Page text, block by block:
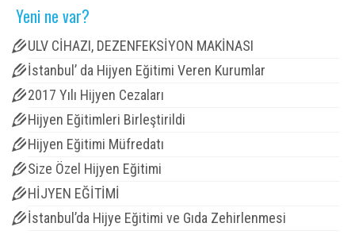
Yeni ne var?
ULV CİHAZI, DEZENFEKSİYON MAKİNASI
İstanbul’ da Hijyen Eğitimi Veren Kurumlar
2017 Yılı Hijyen Cezaları
Hijyen Eğitimleri Birleştirildi
Hijyen Eğitimi Müfredatı
Size Özel Hijyen Eğitimi
HİJYEN EĞİTİMİ
İstanbul’da Hijye Eğitimi ve Gıda Zehirlenmesi